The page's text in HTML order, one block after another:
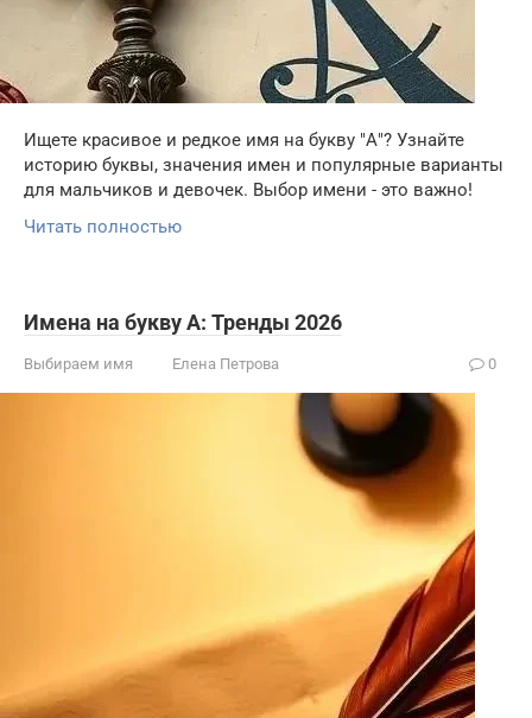
Ищете красивое и редкое имя на букву "А"? Узнайте
историю буквы, значения имен и популярные варианты
для мальчиков и девочек. Выбор имени - это важно!
Читать полностью
Имена на букву А: Тренды 2026
Выбираем имя Елена Петрова 0